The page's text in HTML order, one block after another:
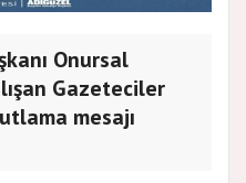
Onursal
Gazeteciler
mesajı